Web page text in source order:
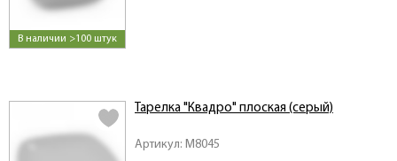
В наличии >100 штук
Артикул: M8045
Тарелка "Квадро" плоская (серый)